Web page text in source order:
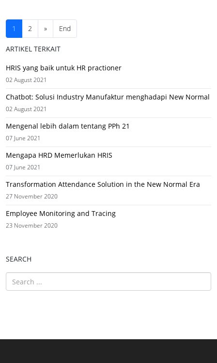
1 2 » End
ARTIKEL TERKAIT
HRIS yang baik untuk HR practioner
02 August 2021
Chatbot: Solusi Industry Manufaktur menghadapi New Normal
02 August 2021
Mengenal lebih dalam tentang PPh 21
07 June 2021
Mengapa HRD Memerlukan HRIS
07 June 2021
Transformation Attendance Solution in the New Normal Era
27 November 2020
Employee Monitoring and Tracing
23 November 2020
SEARCH